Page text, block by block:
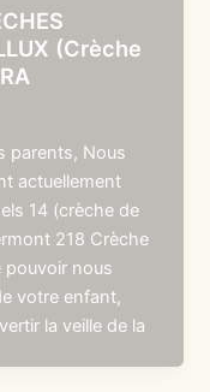
(Crèche
parents, Nous
actuellement
14 (crèche de
218 Crèche
pouvoir nous
votre enfant,
la veille de la